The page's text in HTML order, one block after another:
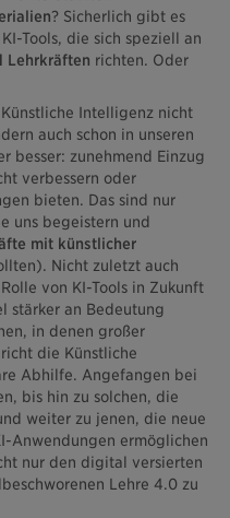
? Sicherlich gibt es
Tools, die sich speziell an
Lehrkräften richten. Oder
Intelligenz nicht
auch schon in unseren
besser: zunehmend Einzug
verbessern oder
bieten. Das sind nur
uns begeistern und
mit künstlicher
Nicht zuletzt auch
von KI-Tools in Zukunft
stärker an Bedeutung
in denen großer
die Künstliche
Abhilfe. Angefangen bei
bis hin zu solchen, die
weiter zu jenen, die neue
Anwendungen ermöglichen
nur den digital versierten
Lehre 4.0 zu